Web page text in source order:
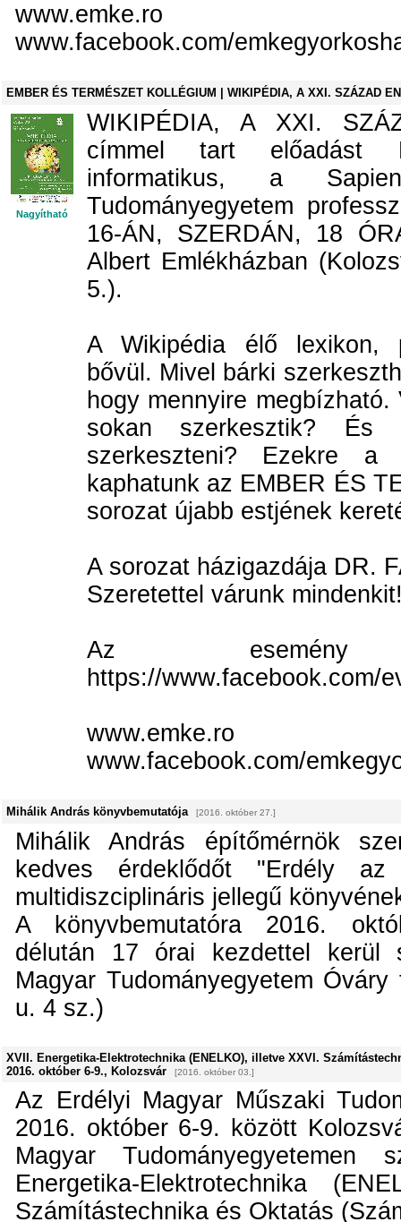
www.emke.ro
www.facebook.com/
EMBER ÉS TERMÉSZET KOLLÉGIUM | WIKIPÉDIA, A XXI. SZÁZAD
Nagyítható
WIKIPÉDIA, A XXI.
címmel tart előadást
informatikus, a
Tudományegyetem
16-ÁN, SZERDÁN, 18
Albert Emlékházban
5.).
A Wikipédia élő lexikon,
bővül. Mivel bárki
hogy mennyire
sokan szerkesztik? És
szerkeszteni? Ezekre a
kaphatunk az EMBER ÉS
sorozat újabb estjének
A sorozat házigazdája DR.
Szeretettel várunk
Az esemény
https://www.facebook.com/
www.emke.ro
www.facebook.com/
Mihálik András könyvbemutatója [2016. október 27.]
Mihálik András építőmérnök
kedves érdeklődőt "Erdély
multidiszciplináris jellegű
A könyvbemutatóra 2016.
délután 17 órai kezdettel kerül
Magyar Tudományegyetem
u. 4 sz.)
XVII. Energetika-Elektrotechnika (ENELKO), illetve XXVI.
2016. október 6-9., Kolozsvár
[2016. október 03.]
Az Erdélyi Magyar Műszaki
2016. október 6-9. között
Magyar
Energetika-Elektrotechnika
Számítástechnika és Oktatás